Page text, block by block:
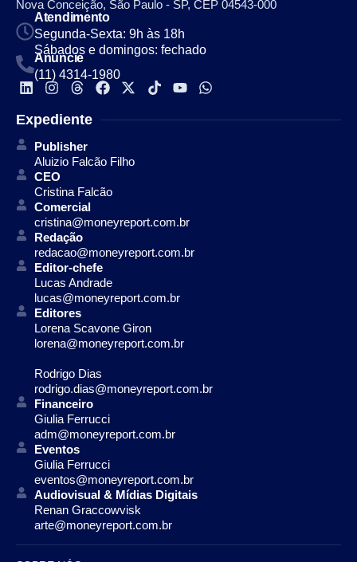
Nova Conceição, São Paulo - SP, CEP 04543-000
Atendimento
Segunda-Sexta: 9h às 18h
Sábados e domingos: fechado
Anuncie
(11) 4314-1980
Expediente
Publisher
Aluizio Falcão Filho
CEO
Cristina Falcão
Comercial
cristina@moneyreport.com.br
Redação
redacao@moneyreport.com.br
Editor-chefe
Lucas Andrade
lucas@moneyreport.com.br
Editores
Lorena Scavone Giron
lorena@moneyreport.com.br
Rodrigo Dias
rodrigo.dias@moneyreport.com.br
Financeiro
Giulia Ferrucci
adm@moneyreport.com.br
Eventos
Giulia Ferrucci
eventos@moneyreport.com.br
Audiovisual & Mídias Digitais
Renan Graccowvisk
arte@moneyreport.com.br